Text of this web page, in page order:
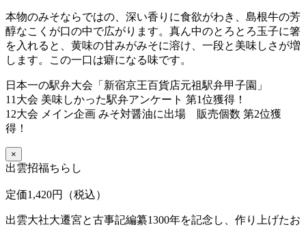
本物のみそならではの、深い香りに食欲がわき、島根牛の芳
醇なこくが口の中で広がります。真ん中のとろとろ玉子に箸
を入れると、黄味の甘みがみそに溶け、一段と美味しさが増
します。この一口は癖になる味です。
日本一の駅弁大会「新宿京王百貨店元祖駅弁甲子園」
11大会 美味しかった駅弁アンケート 第1位獲得！
12大会 メイン企画 みそ対醤油に出場 販売個数 第2位獲
得！
×
出雲招福ちらし
定価1,420円（税込）
出雲大社大遷宮と古事記編纂1300年を記念し、作り上げたお